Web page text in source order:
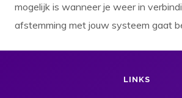
mogelijk is wanneer je weer in
afstemming met jouw systeem gaat
LINKS